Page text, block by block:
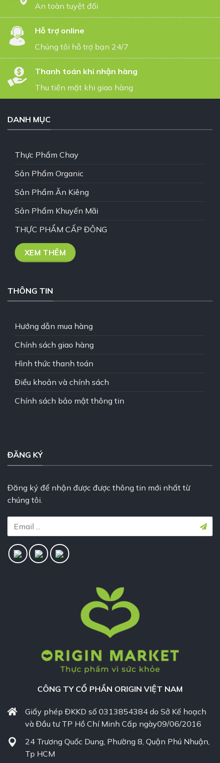
An toàn tuyệt đối
Hỗ trợ online
Chúng tôi hỗ trợ bạn 24/7
Thanh toán khi nhận hàng
Thu tiền mặt khi giao hàng
DANH MỤC
Thực Phẩm Chay
Sản Phẩm Organic
Sản Phẩm Ăn Kiêng
Sản Phẩm Khuyến Mãi
THỰC PHẨM CẤP ĐÔNG
XEM THÊM
THÔNG TIN
Hướng dẫn mua hàng
Chính sách giao hàng
Hình thức thanh toán
Điều khoản và chính sách
Chính sách bảo mật thông tin
ĐĂNG KÝ
Đăng ký để nhận được được thông tin mới nhất từ
chúng tôi.
CÔNG TY CỔ PHẦN ORIGIN VIỆT NAM
Giấy phép ĐKKD số 0313854384 do Sở Kế hoạch
và Đầu tư TP Hồ Chí Minh Cấp ngày09/06/2016
24 Trương Quốc Dung, Phường 8, Quận Phú Nhuận,
Tp HCM